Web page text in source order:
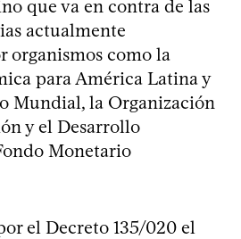
que va en contra de las
actualmente
organismos como la
para América Latina y
Mundial, la Organización
y el Desarrollo
Monetario
el Decreto 135/020 el